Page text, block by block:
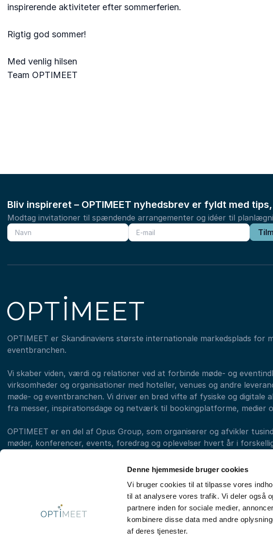
Denne hjemmeside bruger cookies
Vi bruger cookies til at tilpasse vores
til at analysere vores trafik. Vi deler også
partnere inden for sociale medier,
kombinere disse data med andre
af deres tjenester.
inspirerende aktiviteter efter sommerferien.
Rigtig god sommer!
Med venlig hilsen
Team OPTIMEET
Bliv inspireret – OPTIMEET nyhedsbrev er fyldt med
Modtag invitationer til spændende arrangementer og idéer til
OPTIMEET er Skandinaviens største internationale markedsplads for
eventbranchen.
Vi skaber viden, værdi og relationer ved at forbinde møde- og
virksomheder og organisationer med hoteller, venues og andre
møde- og eventbranchen. Vi driver en bred vifte af fysiske og digitale
fra messer, inspirationsdage og netværk til bookingplatforme, medier
OPTIMEET er en del af Opus Group, som organiserer og afvikler
møder, konferencer, events, foredrag og oplevelser hvert år i
Kontakt booking: +45 33 97 43 43